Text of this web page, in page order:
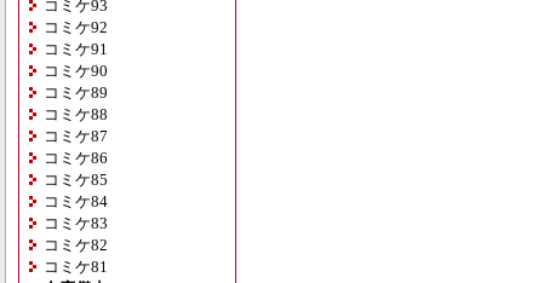
コミケ93
コミケ92
コミケ91
コミケ90
コミケ89
コミケ88
コミケ87
コミケ86
コミケ85
コミケ84
コミケ83
コミケ82
コミケ81